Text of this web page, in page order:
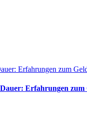
Erfahrungen zum
Erfahrungen